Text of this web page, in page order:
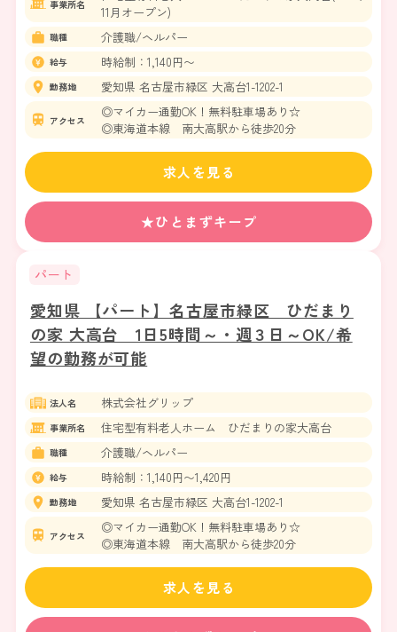
事業所名
11月オープン)
職種 介護職/ヘルパー
給与 時給制：1,140円〜
勤務地 愛知県 名古屋市緑区 大高台1-1202-1
アクセス
◎マイカー通勤OK！無料駐車場あり☆
◎東海道本線 南大高駅から徒歩20分
★ひとまずキープ
求人を見る
パート
愛知県 【パート】名古屋市緑区 ひだまり
の家 大高台 1日5時間～・週３日～OK/希
望の勤務が可能
法人名 株式会社グリップ
事業所名 住宅型有料老人ホーム ひだまりの家大高台
職種 介護職/ヘルパー
給与 時給制：1,140円〜1,420円
勤務地 愛知県 名古屋市緑区 大高台1-1202-1
アクセス
◎マイカー通勤OK！無料駐車場あり☆
◎東海道本線 南大高駅から徒歩20分
求人を見る